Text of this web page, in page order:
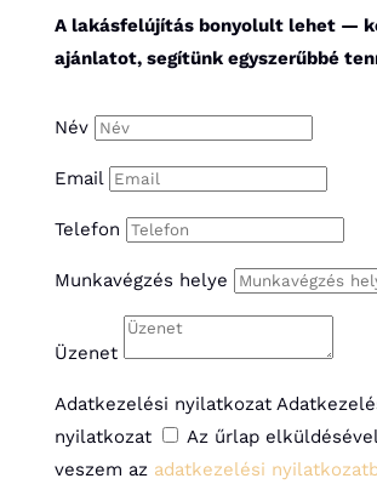
A lakásfelújítás bonyolult lehet —
ajánlatot, segítünk egyszerűbbé
Név
Email
Telefon
Munkavégzés helye
Üzenet
Adatkezelési nyilatkozat
nyilatkozat
Az űrlap
veszem az adatkezelési